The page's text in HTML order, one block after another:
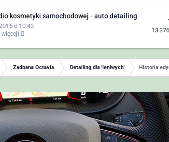
kosmetyki samochodowej - auto detailing
o 10:43
więcej)
13 376
Zadbana Octavia Detailing dla 'leniwych' Historia